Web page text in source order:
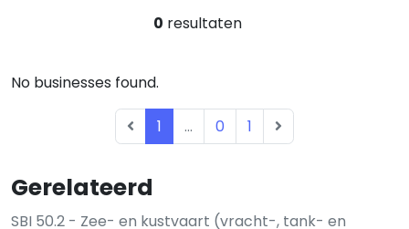
Gerelateerd
SBI 50.2 - Zee- en kustvaart (vracht-, tank- en
0 resultaten
No businesses found.
1 ... 0 1